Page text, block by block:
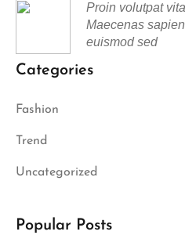
Proin volutpat
Maecenas
euismod sed
Categories
Fashion
Trend
Uncategorized
Popular Posts